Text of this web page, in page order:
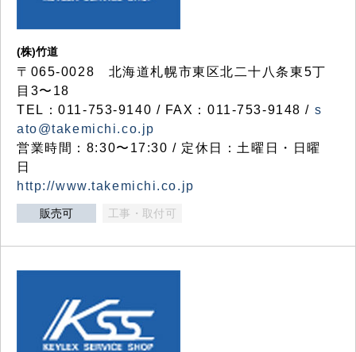
(株)竹道
〒065-0028 北海道札幌市東区北二十八条東5丁
目3〜18
TEL：011-753-9140 / FAX：011-753-9148 / s
ato@takemichi.co.jp
営業時間：8:30〜17:30 / 定休日：土曜日・日曜
日
http://www.takemichi.co.jp
販売可 工事・取付可